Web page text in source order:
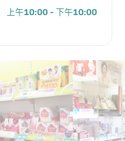
上午10:00 - 下午10:00